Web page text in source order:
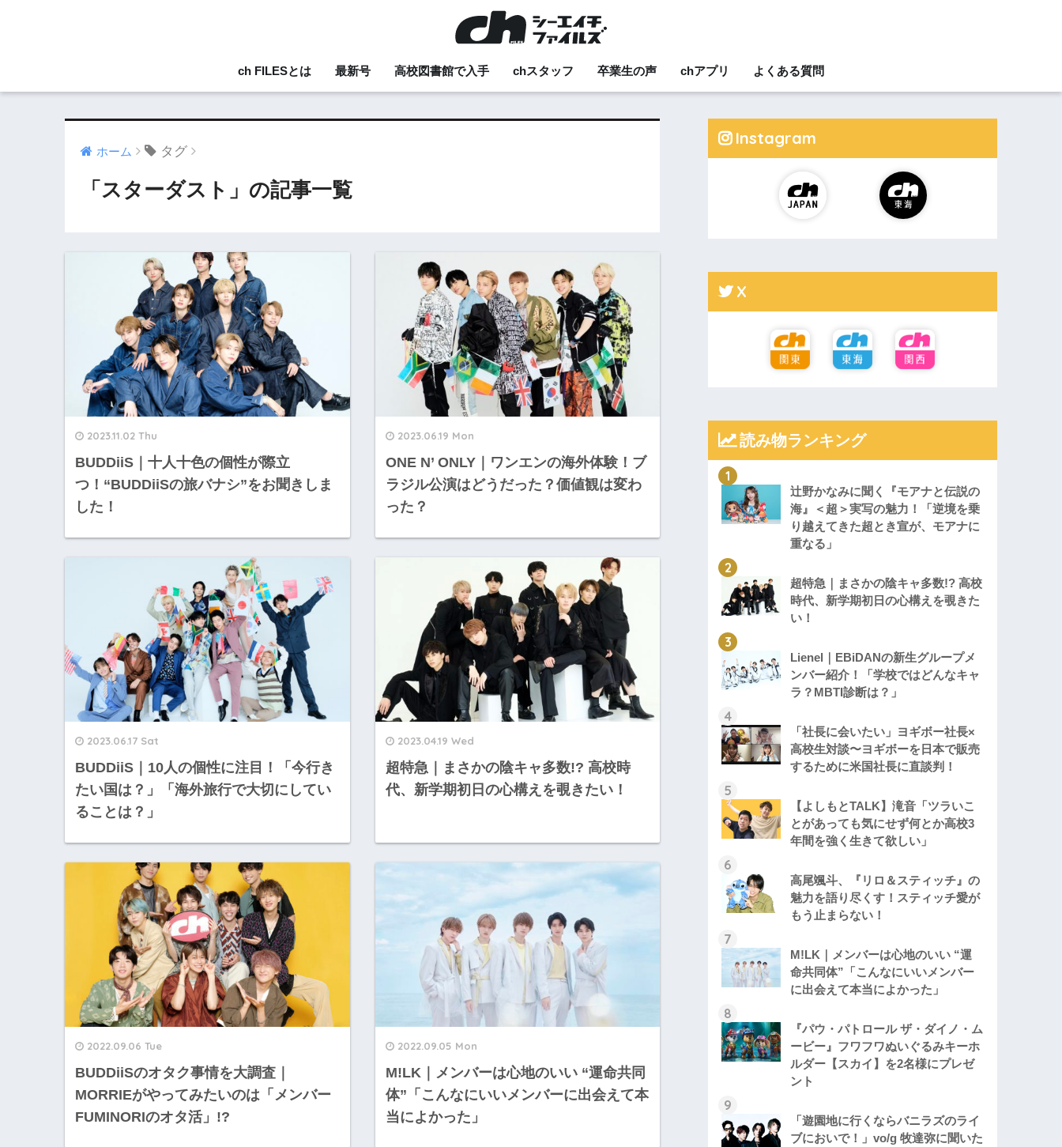
ch FILESとは 最新号 高校図書館で入手 chスタッフ 卒業生の声 chアプリ よくある質問
ホーム タグ
「スターダスト」の記事一覧
2023.11.02 Thu
BUDDiiS｜十人十色の個性が際立
つ！“BUDDiiSの旅バナシ”をお聞きしま
した！
2023.06.19 Mon
ONE N’ ONLY｜ワンエンの海外体験！ブ
ラジル公演はどうだった？価値観は変わ
った？
2023.06.17 Sat
BUDDiiS｜10人の個性に注目！「今行き
たい国は？」「海外旅行で大切にしてい
ることは？」
2023.04.19 Wed
超特急｜まさかの陰キャ多数!? 高校時
代、新学期初日の心構えを覗きたい！
2022.09.06 Tue
BUDDiiSのオタク事情を大調査｜
MORRIEがやってみたいのは「メンバー
FUMINORIのオタ活」!?
2022.09.05 Mon
M!LK｜メンバーは心地のいい “運命共同
体”「こんなにいいメンバーに出会えて本
当によかった」
Instagram
X
読み物ランキング
辻野かなみに聞く『モアナと伝説の
海』＜超＞実写の魅力！「逆境を乗
り越えてきた超とき宣が、モアナに
重なる」
超特急｜まさかの陰キャ多数!? 高校
時代、新学期初日の心構えを覗きた
い！
Lienel｜EBiDANの新生グループメ
ンバー紹介！「学校ではどんなキャ
ラ？MBTI診断は？」
「社長に会いたい」ヨギボー社長×
高校生対談〜ヨギボーを日本で販売
するために米国社長に直談判！
【よしもとTALK】滝音「ツラいこ
とがあっても気にせず何とか高校3
年間を強く生きて欲しい」
高尾颯斗、『リロ＆スティッチ』の
魅力を語り尽くす！スティッチ愛が
もう止まらない！
M!LK｜メンバーは心地のいい “運
命共同体”「こんなにいいメンバー
に出会えて本当によかった」
『パウ・パトロール ザ・ダイノ・ム
ービー』フワフワぬいぐるみキーホ
ルダー【スカイ】を2名様にプレゼ
ント
「遊園地に行くならバニラズのライ
ブにおいで！」vo/g 牧達弥に聞いた